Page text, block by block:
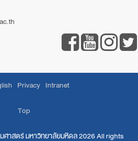
Privacy Intranet
Top
ศาสตร์ มหาวิทยาลัยมหิดล2026 All rights